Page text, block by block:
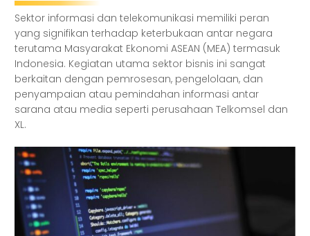
Sektor informasi dan telekomunikasi memiliki peran
yang signifikan terhadap keterbukaan antar negara
terutama Masyarakat Ekonomi ASEAN (MEA) termasuk
Indonesia. Kegiatan utama sektor bisnis ini sangat
berkaitan dengan pemrosesan, pengelolaan, dan
penyampaian atau pemindahan informasi antar
sarana atau media seperti perusahaan Telkomsel dan
XL.